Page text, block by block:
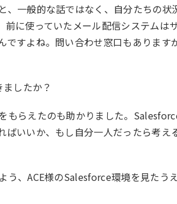
、一般的な話ではなく、自分たちの状
に使っていたメール配信システムは
すよね。問い合わせ窓口もあります
したか？
らえたのも助かりました。
いいか、もし自分一人だったら考え
、ACE様のSalesforce環境を見たうえ